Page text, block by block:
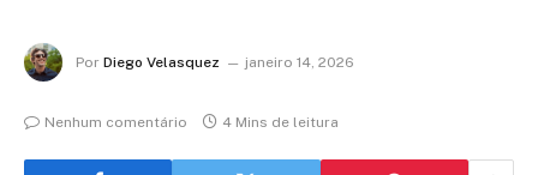
Por Diego Velasquez janeiro 14, 2026
Nenhum comentário 4 Mins de leitura